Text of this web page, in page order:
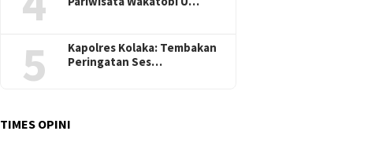
5
Kapolres Kolaka: Tembakan
Peringatan Ses…
TIMES OPINI